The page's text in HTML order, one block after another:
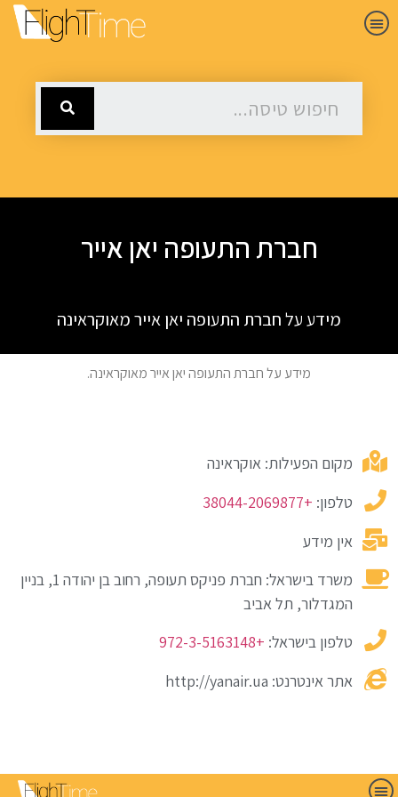
חברת התעופה יאן אייר
מידע על חברת התעופה יאן אייר מאוקראינה
מידע על חברת התעופה יאן אייר מאוקראינה.
מקום הפעילות: אוקראינה
טלפון: +38044-2069877
אין מידע
משרד בישראל: חברת פניקס תעופה, רחוב בן יהודה 1, בניין
המגדלור, תל אביב
טלפון בישראל: +972-3-5163148
אתר אינטרנט: http://yanair.ua